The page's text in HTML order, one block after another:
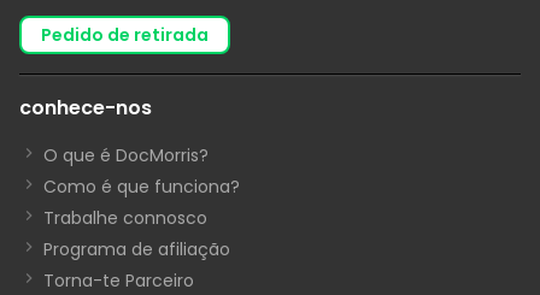
pedido de retirada
conhece-nos
O que é DocMorris?
Como é que funciona?
Trabalhe connosco
Programa de afiliação
Torna-te Parceiro